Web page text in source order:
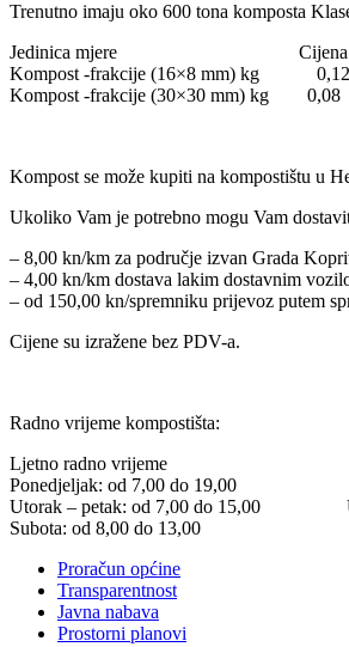
Trenutno imaju oko 600 tona komposta
Jedinica mjere Cijena (kn)
Kompost -frakcije (16×8
Kompost -frakcije (30×30
Kompost se može kupiti na kompostištu u
Ukoliko Vam je potrebno mogu Vam
– 8,00 kn/km za područje izvan Grada
– 4,00 kn/km dostava lakim dostavnim
– od 150,00 kn/spremniku prijevoz putem
Cijene su izražene bez PDV-a.
Radno vrijeme kompostišta:
Ljetno radno vrijeme
Ponedjeljak: od 7,00 do 19,00
Utorak – petak: od 7,00 do 15,00
Subota: od 8,00 do 13,00
Proračun općine
Transparentnost
Javna nabava
Prostorni planovi